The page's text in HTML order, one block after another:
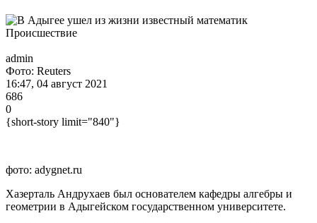
Происшествие
admin
Фото: Reuters
16:47, 04 август 2021
686
0
{short-story limit="840"}
фото: adygnet.ru
Хазерталь Андрухаев был основателем кафедры алгебры и
геометрии в Адыгейском государственном университете.